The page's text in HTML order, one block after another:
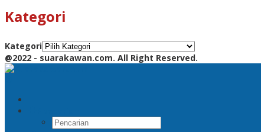
Kategori
Kategori
@2022 - suarakawan.com. All Right Reserved.